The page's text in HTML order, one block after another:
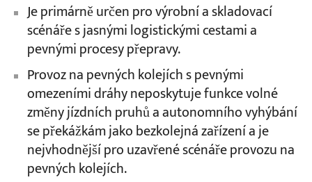
Je primárně určen pro výrobní a skladovací
scénáře s jasnými logistickými cestami a
pevnými procesy přepravy.
Provoz na pevných kolejích s pevnými
omezeními dráhy neposkytuje funkce volné
změny jízdních pruhů a autonomního vyhýbání
se překážkám jako bezkolejná zařízení a je
nejvhodnější pro uzavřené scénáře provozu na
pevných kolejích.